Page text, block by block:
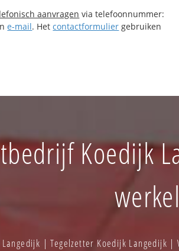
aanvragen via telefoonnummer:
e-mail. Hetcontactformulier gebruiken
Koedijk
| Tegelzetter Koedijk Langedijk